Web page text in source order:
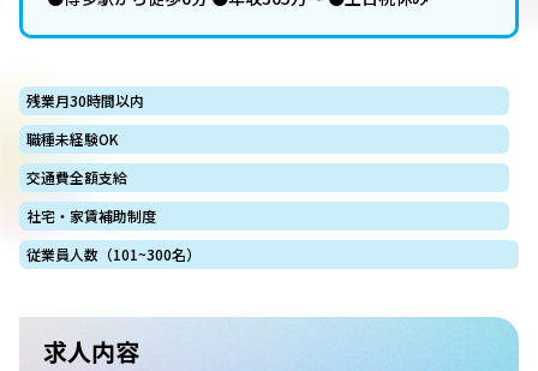
残業月30時間以内
職種未経験OK
交通費全額支給
社宅・家賃補助制度
従業員人数（101~300名）
求人内容